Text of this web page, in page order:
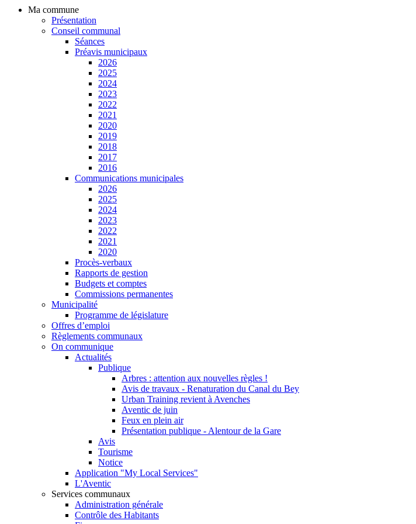
Ma commune
Présentation
Conseil communal
Séances
Préavis municipaux
2026
2025
2024
2023
2022
2021
2020
2019
2018
2017
2016
Communications municipales
2026
2025
2024
2023
2022
2021
2020
Procès-verbaux
Rapports de gestion
Budgets et comptes
Commissions permanentes
Municipalité
Programme de législature
Offres d’emploi
Règlements communaux
On communique
Actualités
Publique
Arbres : attention aux nouvelles règles !
Avis de travaux - Renaturation du Canal du Bey
Urban Training revient à Avenches
Aventic de juin
Feux en plein air
Présentation publique - Alentour de la Gare
Avis
Tourisme
Notice
Application "My Local Services"
L'Aventic
Services communaux
Administration générale
Contrôle des Habitants